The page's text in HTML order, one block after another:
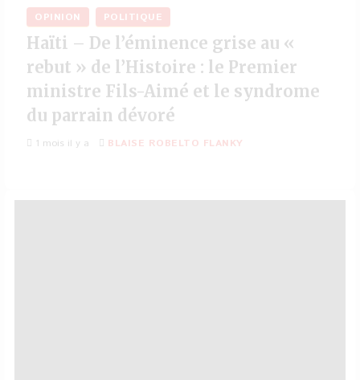
OPINION POLITIQUE
Haïti – De l’éminence grise au «
rebut » de l’Histoire : le Premier
ministre Fils-Aimé et le syndrome
du parrain dévoré
1 mois il y a BLAISE ROBELTO FLANKY